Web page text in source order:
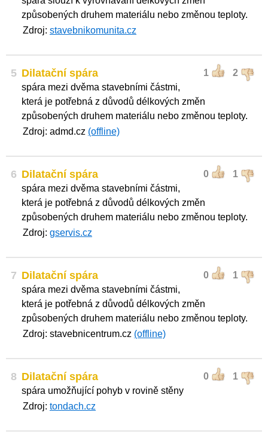
způsobených druhem materiálu nebo změnou teploty.
Zdroj: stavebnikomunita.cz
5 1 2
Dilatační spára
spára mezi dvěma stavebními částmi,
která je potřebná z důvodů délkových změn
způsobených druhem materiálu nebo změnou teploty.
Zdroj: admd.cz (offline)
6 0 1
Dilatační spára
spára mezi dvěma stavebními částmi,
která je potřebná z důvodů délkových změn
způsobených druhem materiálu nebo změnou teploty.
Zdroj: gservis.cz
7 0 1
Dilatační spára
spára mezi dvěma stavebními částmi,
která je potřebná z důvodů délkových změn
způsobených druhem materiálu nebo změnou teploty.
Zdroj: stavebnicentrum.cz (offline)
8 0 1
Dilatační spára
spára umožňující pohyb v rovině stěny
Zdroj: tondach.cz